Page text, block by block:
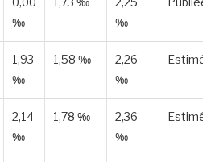
‰
‰
1,93
‰
1,58 ‰
2,26
‰
Estimée
2,14
‰
1,78 ‰
2,36
‰
Estimée